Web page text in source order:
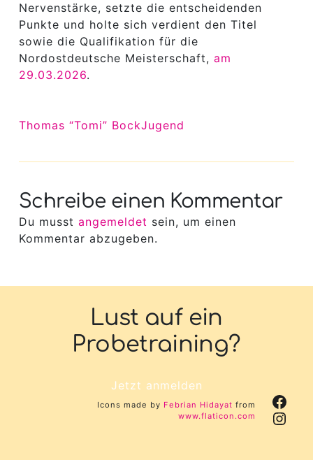
Nervenstärke, setzte die entscheidenden
Punkte und holte sich verdient den Titel
sowie die Qualifikation für die
Nordostdeutsche Meisterschaft, am
29.03.2026.
Thomas “Tomi” BockJugend
Schreibe einen Kommentar
Du musst angemeldet sein, um einen
Kommentar abzugeben.
Lust auf ein
Probetraining?
Jetzt anmelden
Icons made by Febrian Hidayat from
www.flaticon.com